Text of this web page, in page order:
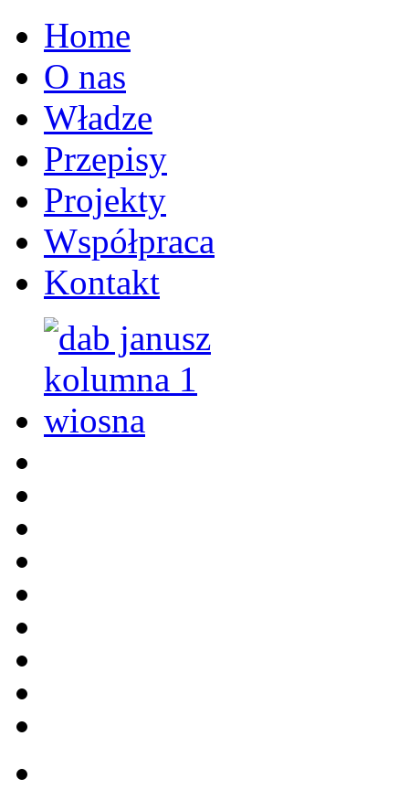
Home
O nas
Władze
Przepisy
Projekty
Współpraca
Kontakt